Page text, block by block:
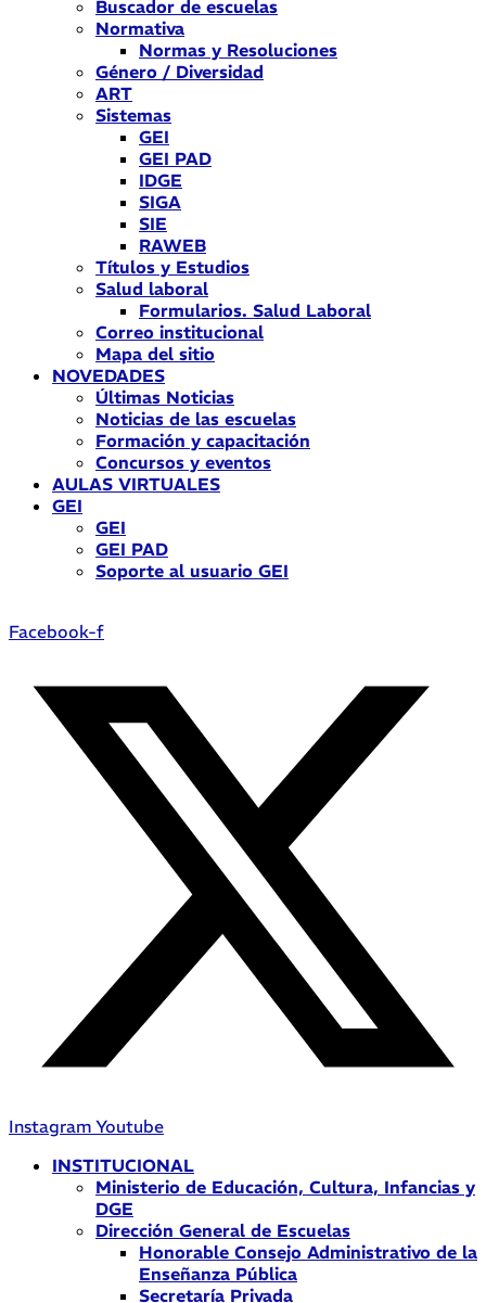
Buscador de escuelas
Normativa
Normas y Resoluciones
Género / Diversidad
ART
Sistemas
GEI
GEI PAD
IDGE
SIGA
SIE
RAWEB
Títulos y Estudios
Salud laboral
Formularios. Salud Laboral
Correo institucional
Mapa del sitio
NOVEDADES
Últimas Noticias
Noticias de las escuelas
Formación y capacitación
Concursos y eventos
AULAS VIRTUALES
GEI
GEI
GEI PAD
Soporte al usuario GEI
Facebook-f
Instagram Youtube
INSTITUCIONAL
Ministerio de Educación, Cultura, Infancias y
DGE
Dirección General de Escuelas
Honorable Consejo Administrativo de la
Enseñanza Pública
Secretaría Privada